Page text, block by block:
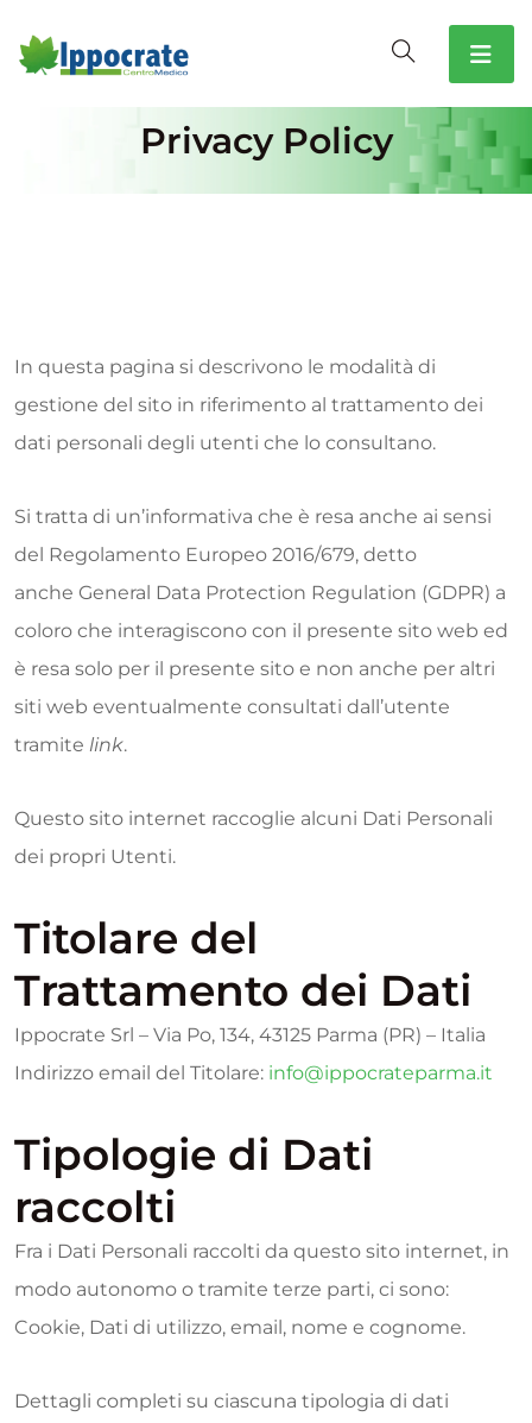
Privacy Policy
In questa pagina si descrivono le modalità di
gestione del sito in riferimento al trattamento dei
dati personali degli utenti che lo consultano.
Si tratta di un’informativa che è resa anche ai sensi
del Regolamento Europeo 2016/679, detto
anche General Data Protection Regulation (GDPR) a
coloro che interagiscono con il presente sito web ed
è resa solo per il presente sito e non anche per altri
siti web eventualmente consultati dall’utente
tramite link.
Questo sito internet raccoglie alcuni Dati Personali
dei propri Utenti.
Titolare del
Trattamento dei Dati
Ippocrate Srl – Via Po, 134, 43125 Parma (PR) – Italia
Indirizzo email del Titolare: info@ippocrateparma.it
Tipologie di Dati
raccolti
Fra i Dati Personali raccolti da questo sito internet, in
modo autonomo o tramite terze parti, ci sono:
Cookie, Dati di utilizzo, email, nome e cognome.
Dettagli completi su ciascuna tipologia di dati